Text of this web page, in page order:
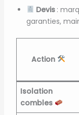
Devis :
garanties,
Action
Isolation
combles